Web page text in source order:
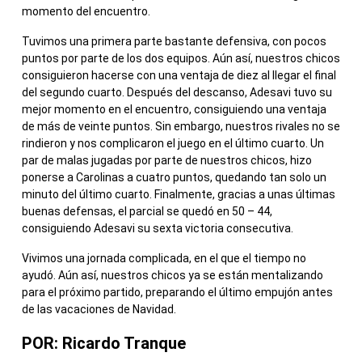
momento del encuentro.
Tuvimos una primera parte bastante defensiva, con pocos
puntos por parte de los dos equipos. Aún así, nuestros chicos
consiguieron hacerse con una ventaja de diez al llegar el final
del segundo cuarto. Después del descanso, Adesavi tuvo su
mejor momento en el encuentro, consiguiendo una ventaja
de más de veinte puntos. Sin embargo, nuestros rivales no se
rindieron y nos complicaron el juego en el último cuarto. Un
par de malas jugadas por parte de nuestros chicos, hizo
ponerse a Carolinas a cuatro puntos, quedando tan solo un
minuto del último cuarto. Finalmente, gracias a unas últimas
buenas defensas, el parcial se quedó en 50 – 44,
consiguiendo Adesavi su sexta victoria consecutiva.
Vivimos una jornada complicada, en el que el tiempo no
ayudó. Aún así, nuestros chicos ya se están mentalizando
para el próximo partido, preparando el último empujón antes
de las vacaciones de Navidad.
POR: Ricardo Tranque